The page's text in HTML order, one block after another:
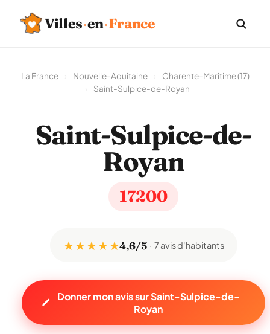
Villes·en·France
La France Nouvelle-Aquitaine
Charente-Maritime (17)
Saint-Sulpice-de-Royan
Saint-Sulpice-de-
Royan
17200
★ ★ ★ ★ ★4,6/5 7 avis d'habitants
Donner mon avis sur Saint-Sulpice-de-
Royan